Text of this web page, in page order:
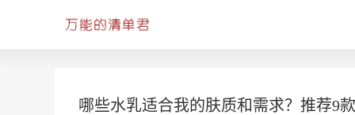
哪些水乳适合我的肤质和需求？推荐9